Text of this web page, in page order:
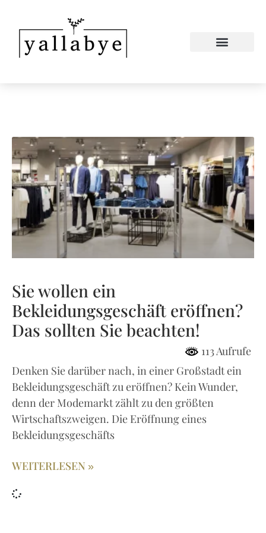
Sie wollen ein
Bekleidungsgeschäft eröffnen?
Das sollten Sie beachten!
113 Aufrufe
Denken Sie darüber nach, in einer Großstadt ein
Bekleidungsgeschäft zu eröffnen? Kein Wunder,
denn der Modemarkt zählt zu den größten
Wirtschaftszweigen. Die Eröffnung eines
Bekleidungsgeschäfts
WEITERLESEN »